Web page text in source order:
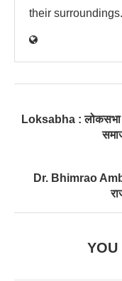
their surroundings.
Loksabha : लोकसभा
Dr. Bhimrao
YOU